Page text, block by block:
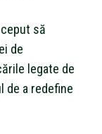
să
de
legate de
de a redefine